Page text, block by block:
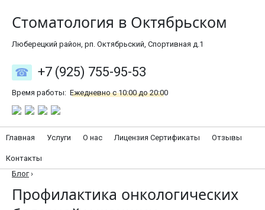
Стоматология в Октябрьском
Люберецкий район, рп. Октябрьский, Спортивная д.1
+7 (925) 755-95-53
Время работы: Ежедневно с 10:00 до 20:00
Главная Услуги О нас Лицензия Сертификаты Отзывы
Контакты
Блог ›
Профилактика онкологических